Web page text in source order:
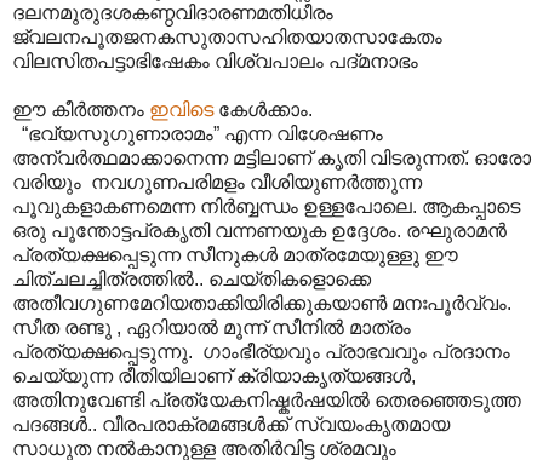
ദലനമുരുദശകണ്ഠവിദാരണമതിധീരം
ജ്വലനപൂതജനകസുതാസഹിതയാതസാകേതം
വിലസിതപട്ടാഭിഷേകം വിശ്വപാലം പദ്‌മനാഭം
ഈ കീർത്തനം ഇവിടെകേൾക്കാം.
“ഭവ്യസുഗുണാരാമം” എന്ന വിശേഷണം
അന്വര്‍ത്ഥമാക്കാനെന്ന മട്ടിലാണ് കൃതി വിടരുന്നത്. ഓരോ
വരിയും നവഗുണപരിമളം വീശിയുണര്‍ത്തുന്ന
പൂവുകളാകണമെന്ന നിർബ്ബന്ധം ഉള്ളപോലെ. ആകപ്പാടെ
ഒരു പൂന്തോട്ടപ്രകൃതി വന്നണയുക ഉദ്ദേശം. രഘുരാമന്‍
പ്രത്യക്ഷപ്പെടുന്ന സീനുകള്‍ മാത്രമേയുള്ളു ഈ
ചിത്ചലച്ചിത്രത്തില്‍.. ചെയ്തികളൊക്കെ
അതീവഗുണമേറിയതാക്കിയിരിക്കുകയാണ്‍ മനഃപൂര്‍വ്വം.
സീത രണ്ടു ‍, ഏറിയാൽ മൂന്ന് സീനിൽ മാത്രം
പ്രത്യക്ഷപ്പെടുന്നു. ഗാംഭീര്യവും പ്രാഭവവും പ്രദാനം
ചെയ്യുന്ന രീതിയിലാണ് ക്രിയാകൃത്യങ്ങള്‍,
അതിനുവേണ്ടി പ്രത്യേകനിഷ്കര്‍ഷയില്‍ തെരഞ്ഞെടുത്ത
പദങ്ങള്‍.. വീരപരാക്രമങ്ങള്‍ക്ക് സ്വയംകൃതമായ
സാധുത നല്‍കാനുള്ള അതിര്‍വിട്ട ശ്രമവും